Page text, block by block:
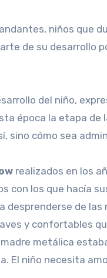
niños que
de su
del niño,
época la etapa de
sino cómo sea
realizados en los
con los que hacía
desprenderse de
y confortables
metálica
El niño necesita